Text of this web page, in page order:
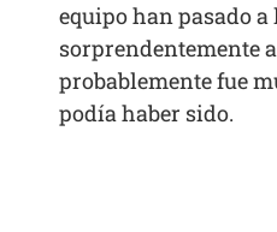
equipo han pasado
sorprendentemente
probablemente fue
podía haber sido.